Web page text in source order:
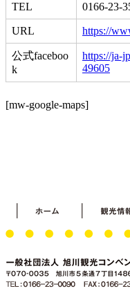
TEL 0166-23-
URL https://
公式faceboo
k
https://ja-
49605
[mw-google-maps]